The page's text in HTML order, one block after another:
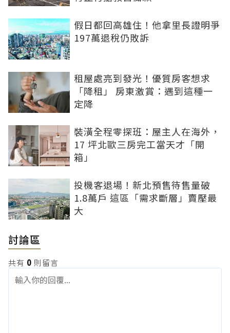
假日都回高雄住！他拿里長證明爭
197萬退稅仍敗訴
租屋處亮到發光！優質房客想求
「降租」 房東激賞：遇到這種一
定降
裝潢全程零探班：屋主人在海外，
17 坪北歐三房完工當天才「開
箱」
投機客退場！新北預售待售量破
1.8萬戶 這區「需求斷層」賣壓最
大
討論區
共有 0 則留言